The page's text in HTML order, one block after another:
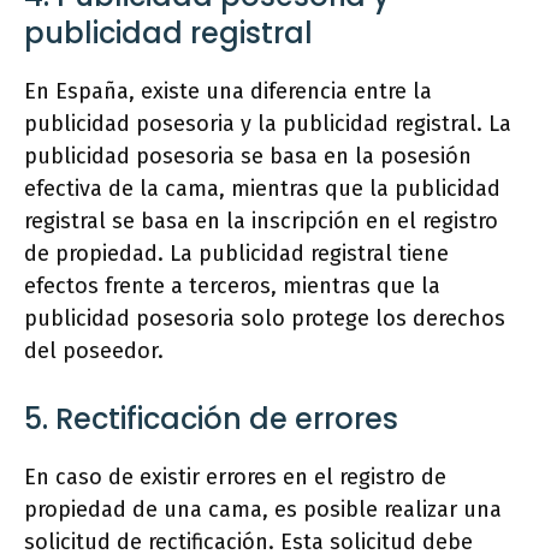
publicidad registral
En España, existe una diferencia entre la
publicidad posesoria y la publicidad registral. La
publicidad posesoria se basa en la posesión
efectiva de la cama, mientras que la publicidad
registral se basa en la inscripción en el registro
de propiedad. La publicidad registral tiene
efectos frente a terceros, mientras que la
publicidad posesoria solo protege los derechos
del poseedor.
5. Rectificación de errores
En caso de existir errores en el registro de
propiedad de una cama, es posible realizar una
solicitud de rectificación. Esta solicitud debe